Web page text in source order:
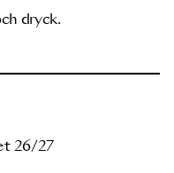
dryck.
26/27